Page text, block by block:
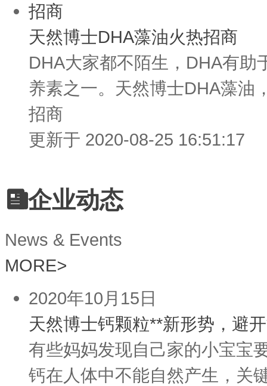
招商
天然博士DHA藻油火热招商
DHA大家都不陌生，DHA有助
养素之一。天然博士DHA藻油
招商
更新于 2020-08-25 16:51:17
企业动态
News & Events
MORE>
2020年10月15日
天然博士钙颗粒**新形势，避
有些妈妈发现自己家的小宝宝
钙在人体中不能自然产生，关